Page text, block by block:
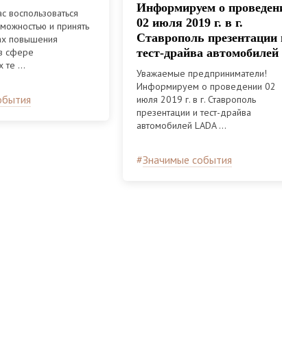
социальном
воспользоваться
и принять
повышения
сфере
те ...
Информируем о
02 июля 2019 г. в г.
Ставрополь презентации
тест-драйва автомобилей
LADA в
специализированных
комплектациях для
субъектов
предпринимательства,
бюджетных организаций
Уважаемые предприниматели!
Информируем о проведении 02
июля 2019 г. в г. Ставрополь
презентации и тест-драйва
автомобилей LADA ...
#Значимые события